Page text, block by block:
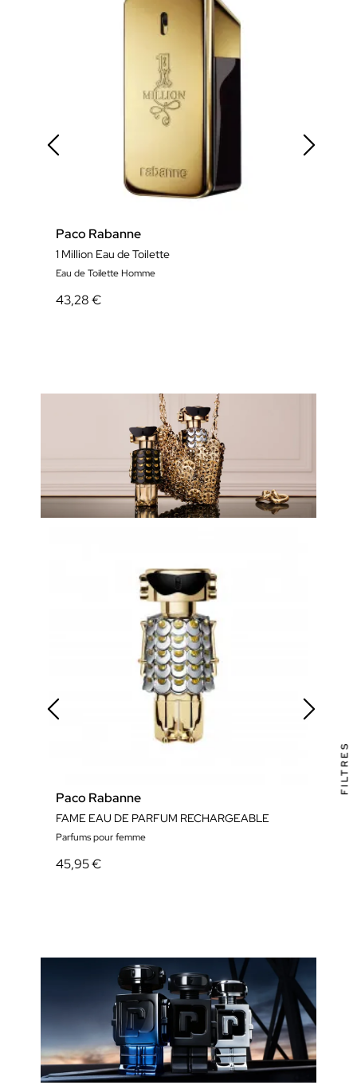
Paco Rabanne
1 Million Eau de Toilette
Eau de Toilette Homme
43,28 €
Paco Rabanne
FAME EAU DE PARFUM RECHARGEABLE
Parfums pour femme
45,95 €
FILTRES